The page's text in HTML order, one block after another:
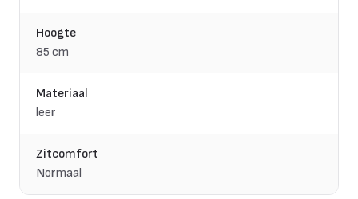
Hoogte
85 cm
Materiaal
leer
Zitcomfort
Normaal